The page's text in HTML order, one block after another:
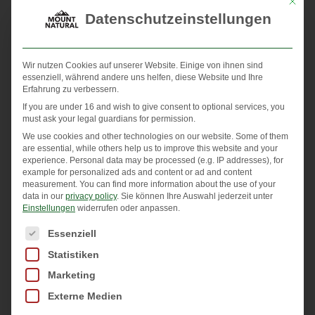
menschlichen Körper sehr ähnlich ist.
Die Sango Koralle ist natürlich, ganzheitlich, basisch
und gut resorbierbar. Sie liefert neben mehr als 70
Spurenelementen insbesondere Kalzium und
Magnesium – zwei basische Mineralstoffe, die äußerst
positive Eigenschaften auf unsere Gesundheit
haben.
[lepopup id=’120′ name=’Blog: Vitamine und Mineralien
Sango Koralle ist basisch
Übersäuerung sowie ein Mangel an essentiellen
Mineralien und Spurenelementen können das
Datenschutzeinstellungen
Wir nutzen Cookies auf unserer Website. Einige von ihnen sind
essenziell, während andere uns helfen, diese Website und Ihre
Erfahrung zu verbessern.
If you are under 16 and wish to give consent to optional services, you
must ask your legal guardians for permission.
We use cookies and other technologies on our website. Some of them
are essential, while others help us to improve this website and your
experience. Personal data may be processed (e.g. IP addresses), for
example for personalized ads and content or ad and content
measurement. You can find more information about the use of your
data in our privacy policy. Sie können Ihre Auswahl jederzeit unter
Einstellungen widerrufen oder anpassen.
Es folgt eine Liste der Service-Gruppen, für die eine
Essenziell
Statistiken
Marketing
Externe Medien